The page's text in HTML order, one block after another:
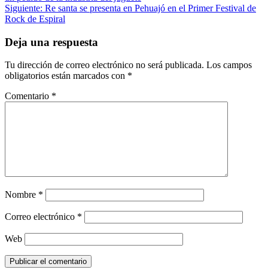
de
entradas
Siguiente: Re santa se presenta en Pehuajó en el Primer Festival de
Rock de Espiral
Deja una respuesta
Tu dirección de correo electrónico no será publicada. Los campos
obligatorios están marcados con *
Comentario *
Nombre *
Correo electrónico *
Web